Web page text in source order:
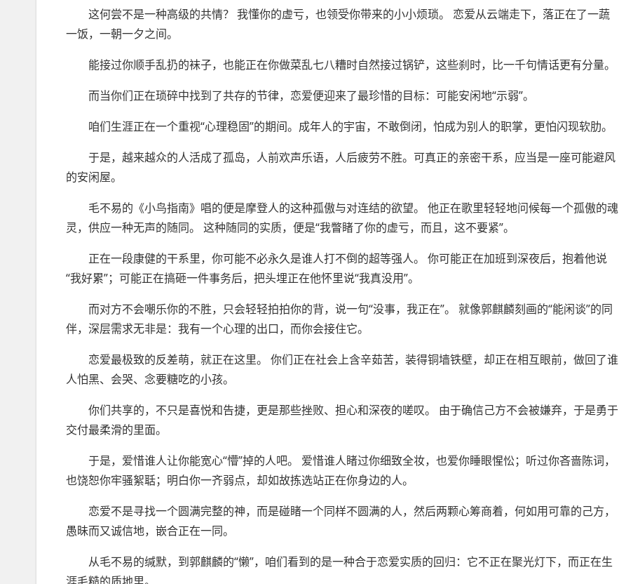
这何尝不是一种高级的共情？ 我懂你的虚亏，也领受你带来的小小烦琐。 恋爱从云端走下，落正在了一蔬
一饭，一朝一夕之间。
能接过你顺手乱扔的袜子，也能正在你做菜乱七八糟时自然接过锅铲，这些刹时，比一千句情话更有分量。
而当你们正在琐碎中找到了共存的节律，恋爱便迎来了最珍惜的目标：可能安闲地“示弱”。
咱们生涯正在一个重视“心理稳固”的期间。成年人的宇宙，不敢倒闭，怕成为别人的职掌，更怕闪现软肋。
于是，越来越众的人活成了孤岛，人前欢声乐语，人后疲劳不胜。可真正的亲密干系，应当是一座可能避风
的安闲屋。
毛不易的《小鸟指南》唱的便是摩登人的这种孤傲与对连结的欲望。 他正在歌里轻轻地问候每一个孤傲的魂
灵，供应一种无声的随同。 这种随同的实质，便是“我瞥睹了你的虚亏，而且，这不要紧”。
正在一段康健的干系里，你可能不必永久是谁人打不倒的超等强人。 你可能正在加班到深夜后，抱着他说
“我好累”；可能正在搞砸一件事务后，把头埋正在他怀里说“我真没用”。
而对方不会嘲乐你的不胜，只会轻轻拍拍你的背，说一句“没事，我正在”。 就像郭麒麟刻画的“能闲谈”的同
伴，深层需求无非是：我有一个心理的出口，而你会接住它。
恋爱最极致的反差萌，就正在这里。 你们正在社会上含辛茹苦，装得铜墙铁壁，却正在相互眼前，做回了谁
人怕黑、会哭、念要糖吃的小孩。
你们共享的，不只是喜悦和告捷，更是那些挫败、担心和深夜的嗟叹。 由于确信己方不会被嫌弃，于是勇于
交付最柔滑的里面。
于是，爱惜谁人让你能宽心“懵”掉的人吧。 爱惜谁人睹过你细致全妆，也爱你睡眼惺忪；听过你吝啬陈词，
也饶恕你牢骚絮聒；明白你一齐弱点，却如故拣选站正在你身边的人。
恋爱不是寻找一个圆满完整的神，而是碰睹一个同样不圆满的人，然后两颗心筹商着，何如用可靠的己方，
愚昧而又诚信地，嵌合正在一同。
从毛不易的缄默，到郭麒麟的“懒”，咱们看到的是一种合于恋爱实质的回归：它不正在聚光灯下，而正在生